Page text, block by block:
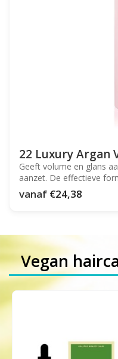
22 Luxury Argan
Geeft volume en glans
aanzet. De effectieve
vanaf €24,38
Vegan